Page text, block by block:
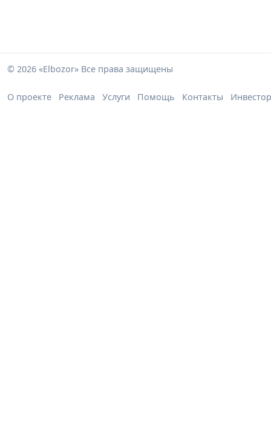
© 2026 «Elbozor» Все права защищены
О проекте Реклама Услуги Помощь Контакты